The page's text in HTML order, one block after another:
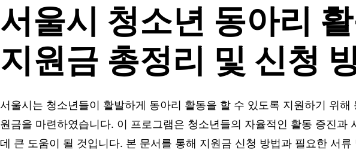
서울시 청소년 동아리
지원금 총정리 및 신청
서울시는 청소년들이 활발하게 동아리 활동을 할 수 있도록 지원하기 위해
원금을 마련하였습니다. 이 프로그램은 청소년들의 자율적인 활동 증진과
데 큰 도움이 될 것입니다. 본 문서를 통해 지원금 신청 방법과 필요한 서류